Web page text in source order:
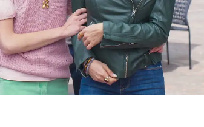
que no convence a Ana
con mi tío.No estáis pensando en
le reprocha, dolida.